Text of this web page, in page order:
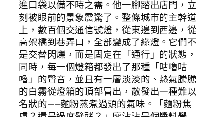
進口袋以備不時之需。他一腳踏出店門，立
刻被眼前的景象震驚了。整條城市的主幹道
上，數百個交通信號燈，從東邊到西邊，從
高架橋到巷弄口，全部變成了綠燈。它們不
是交替閃爍，而是固定在「通行」的狀態，
同時，每一個燈箱都發出了那種「咕嚕咕
嚕」的聲音，並且有一層淡淡的、熱氣騰騰
的白霧從燈箱的頂部冒出，散發出一種難以
名狀的——麵粉蒸煮過頭的氣味。「麵粉焦